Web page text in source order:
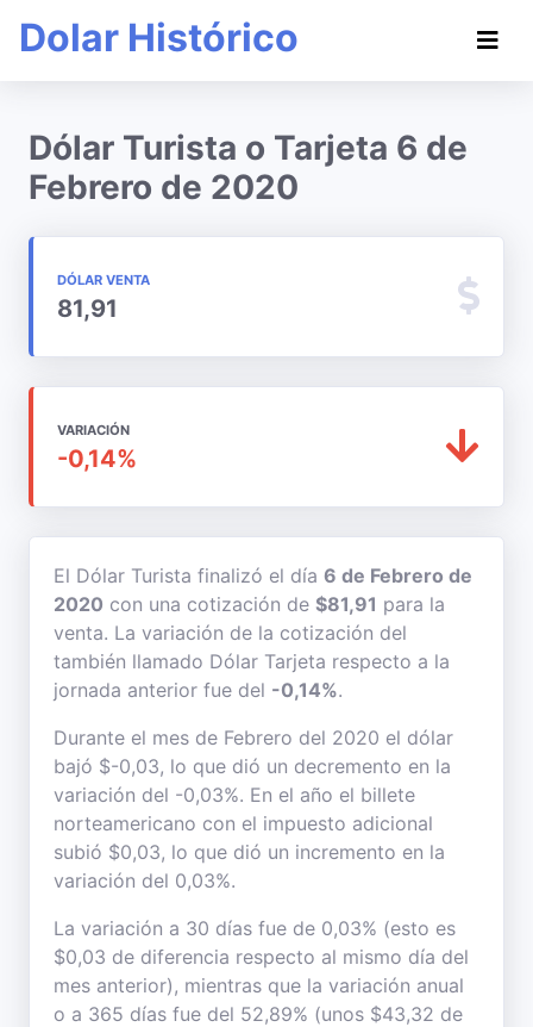
Dolar Histórico
Dólar Turista o Tarjeta 6 de
Febrero de 2020
DÓLAR VENTA
81,91
VARIACIÓN
-0,14%
El Dólar Turista finalizó el día 6 de Febrero de
2020 con una cotización de $81,91 para la
venta. La variación de la cotización del
también llamado Dólar Tarjeta respecto a la
jornada anterior fue del -0,14%.
Durante el mes de Febrero del 2020 el dólar
bajó $-0,03, lo que dió un decremento en la
variación del -0,03%. En el año el billete
norteamericano con el impuesto adicional
subió $0,03, lo que dió un incremento en la
variación del 0,03%.
La variación a 30 días fue de 0,03% (esto es
$0,03 de diferencia respecto al mismo día del
mes anterior), mientras que la variación anual
o a 365 días fue del 52,89% (unos $43,32 de